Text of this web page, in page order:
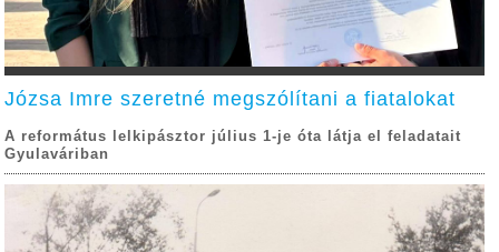
Józsa Imre szeretné megszólítani a fiatalokat
A református lelkipásztor július 1-je óta látja el feladatait
Gyulaváriban